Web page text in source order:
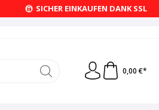
SICHER EINKAUFEN DANK SSL
0,00 €*